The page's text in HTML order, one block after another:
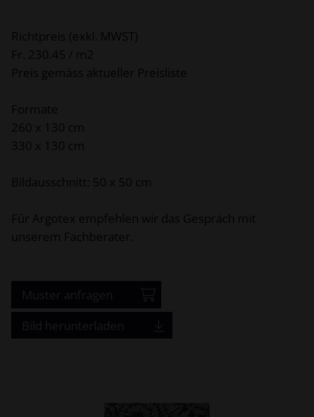
Richtpreis (exkl. MWST)
Fr. 230.45 / m2
Preis gemäss aktueller Preisliste
Formate
260 x 130 cm
330 x 130 cm
Bildausschnitt: 50 x 50 cm
Für Argotex empfehlen wir das Gespräch mit
unserem Fachberater.
Muster anfragen
Bild herunterladen